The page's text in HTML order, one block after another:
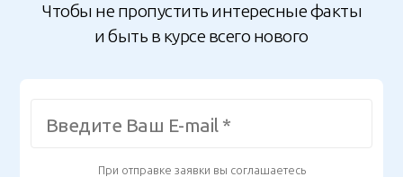
Чтобы не пропустить интересные факты
и быть в курсе всего нового
При отправке заявки вы соглашаетесь